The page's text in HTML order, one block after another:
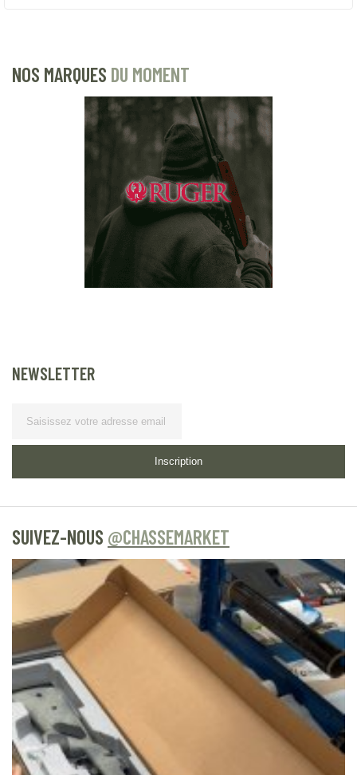
NOS MARQUES DU MOMENT
NEWSLETTER
Inscription
SUIVEZ-NOUS @CHASSEMARKET